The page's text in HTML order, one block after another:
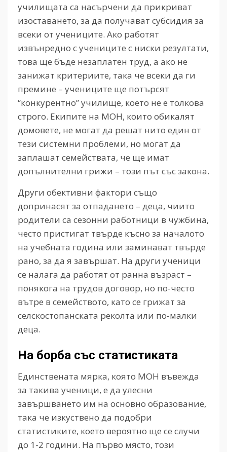
училищата са насърчени да прикриват
изоставането, за да получават субсидия за
всеки от учениците. Ако работят
извънредно с учениците с ниски резултати,
това ще бъде незаплатен труд, а ако не
занижат критериите, така че всеки да ги
премине – учениците ще потърсят
“конкурентно” училище, което не е толкова
строго. Екипите на МОН, които обикалят
домовете, не могат да решат нито един от
тези системни проблеми, но могат да
заплашат семействата, че ще имат
допълнителни грижи – този път със закона.
Други обективни фактори също
допринасят за отпадането – деца, чиито
родители са сезонни работници в чужбина,
често пристигат твърде късно за началото
на учебната година или заминават твърде
рано, за да я завършат. На други ученици
се налага да работят от ранна възраст –
понякога на трудов договор, но по-често
вътре в семейството, като се грижат за
селскостопанската реколта или по-малки
деца.
На борба със статистиката
Единствената мярка, която МОН въвежда
за такива ученици, е да улесни
завършването им на основно образование,
така че изкуствено да подобри
статистиките, което вероятно ще се случи
до 1-2 години. На първо място, този